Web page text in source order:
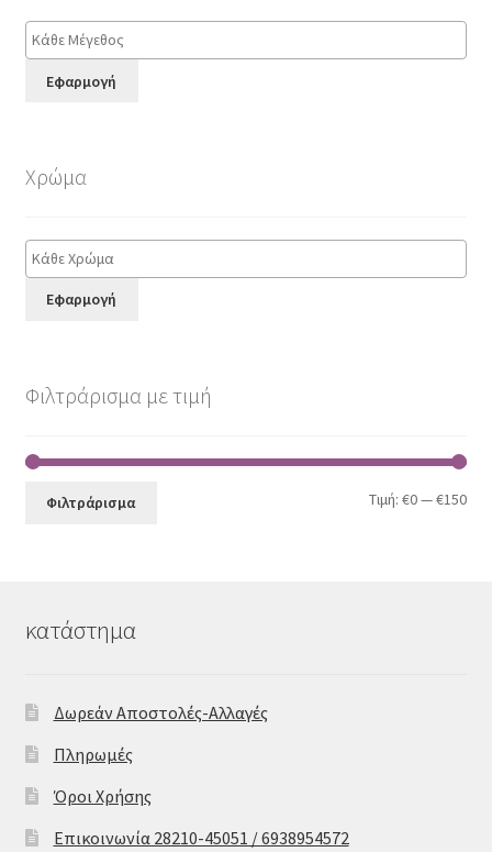
Εφαρμογή
Χρώμα
Εφαρμογή
Φιλτράρισμα με τιμή
Φιλτράρισμα Τιμή:€0—€150
κατάστημα
Δωρεάν Αποστολές-Αλλαγές
Πληρωμές
Όροι Χρήσης
Επικοινωνία 28210-45051 / 6938954572